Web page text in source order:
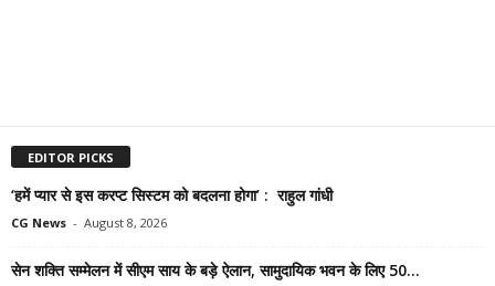
EDITOR PICKS
‘हमें प्यार से इस करप्ट सिस्टम को बदलना होगा’ : राहुल गांधी
CG News - August 8, 2026
सेन शक्ति सम्मेलन में सीएम साय के बड़े ऐलान, सामुदायिक भवन के लिए 50...